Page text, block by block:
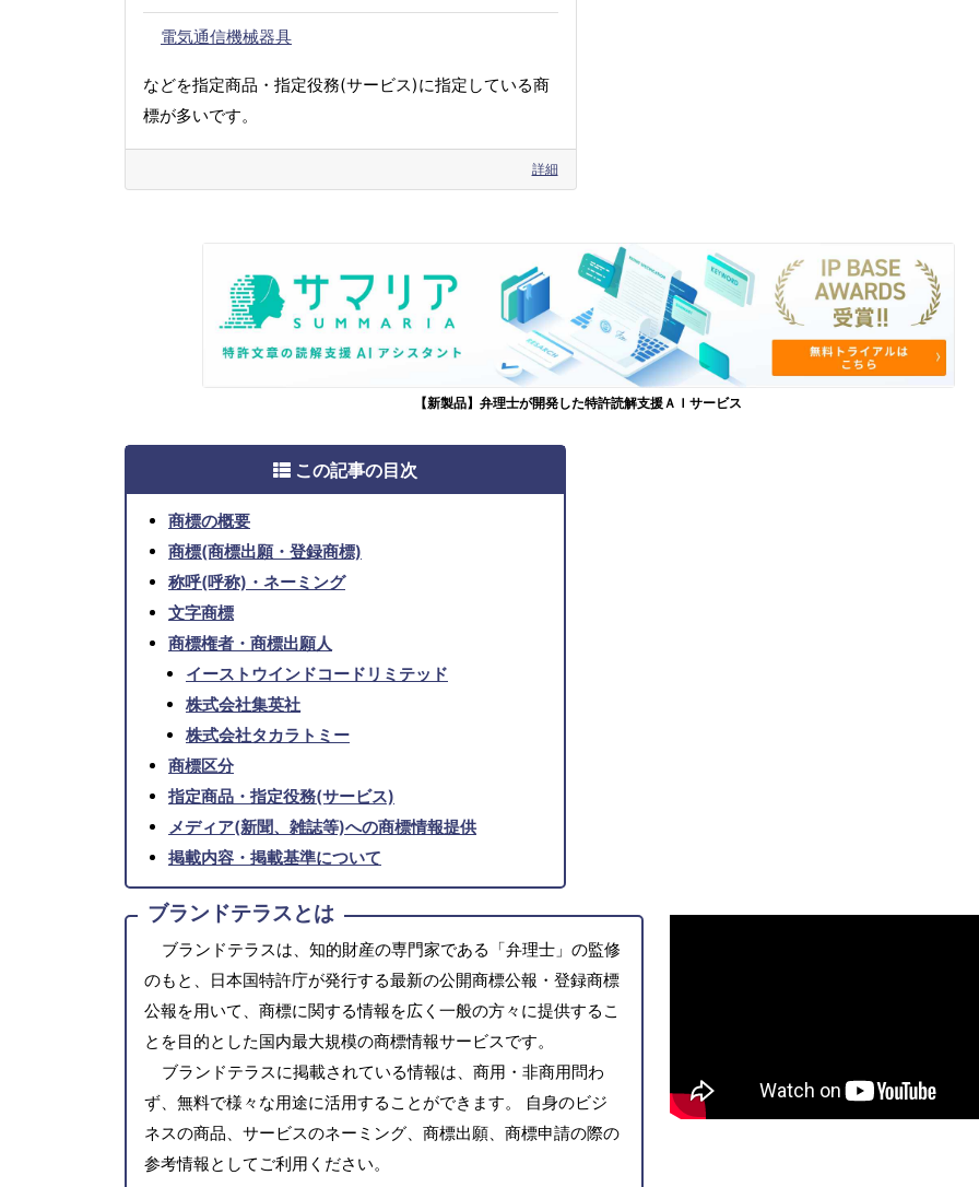
電気通信機械器具
などを指定商品・指定役務(サービス)に指定している商
標が多いです。
詳細
【新製品】弁理士が開発した特許読解支援ＡＩサービス
この記事の目次
商標の概要
商標(商標出願・登録商標)
称呼(呼称)・ネーミング
文字商標
商標権者・商標出願人
イーストウインドコードリミテッド
株式会社集英社
株式会社タカラトミー
商標区分
指定商品・指定役務(サービス)
メディア(新聞、雑誌等)への商標情報提供
掲載内容・掲載基準について
ブランドテラスとは
ブランドテラスは、知的財産の専門家である「弁理士」の監修
のもと、日本国特許庁が発行する最新の公開商標公報・登録商標
公報を用いて、商標に関する情報を広く一般の方々に提供するこ
とを目的とした国内最大規模の商標情報サービスです。
ブランドテラスに掲載されている情報は、商用・非商用問わ
ず、無料で様々な用途に活用することができます。 自身のビジ
ネスの商品、サービスのネーミング、商標出願、商標申請の際の
参考情報としてご利用ください。